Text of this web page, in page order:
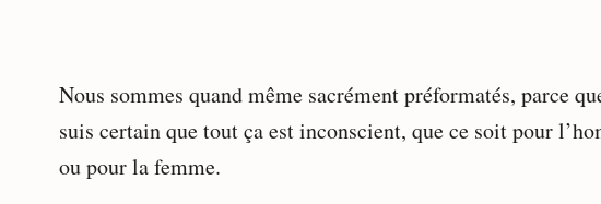
Nous sommes quand même sacrément préformatés, parce
suis certain que tout ça est inconscient, que ce soit pour
ou pour la femme.